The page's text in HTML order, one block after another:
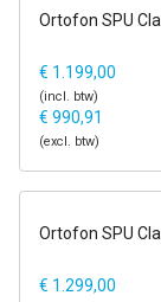
1-2 dagen
Ortofon SPU
€ 1.199,00
(incl. btw)
€ 990,91
(excl. btw)
1-2 dagen
Ortofon SPU
€ 1.299,00